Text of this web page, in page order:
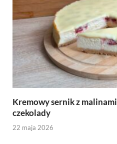
Kremowy sernik z
czekolady
22 maja 2026